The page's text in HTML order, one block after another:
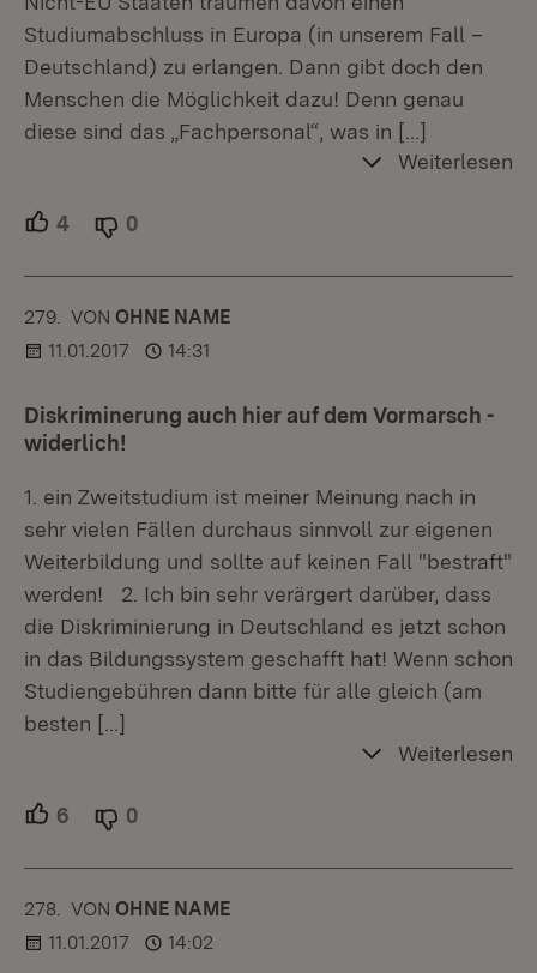
Studiumabschluss in Europa (in unserem Fall –
Deutschland) zu erlangen. Dann gibt doch den
Menschen die Möglichkeit dazu! Denn genau
diese sind das „Fachpersonal“, was in […]
Weiterlesen
4 Unterstützer.
0
279. KOMMENTAR
VON :OHNE NAME
11.01.2017
14:31
Diskriminerung auch hier auf dem Vormarsch -
widerlich!
1. ein Zweitstudium ist meiner Meinung nach in
sehr vielen Fällen durchaus sinnvoll zur eigenen
Weiterbildung und sollte auf keinen Fall "bestraft"
werden! 2. Ich bin sehr verärgert darüber, dass
die Diskriminierung in Deutschland es jetzt schon
in das Bildungssystem geschafft hat! Wenn schon
Studiengebühren dann bitte für alle gleich (am
besten […]
Weiterlesen
6 Unterstützer.
0
278. KOMMENTAR
VON :OHNE NAME
11.01.2017
14:02